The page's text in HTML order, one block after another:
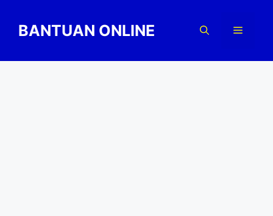
contentBANTUAN ONLINE Menu